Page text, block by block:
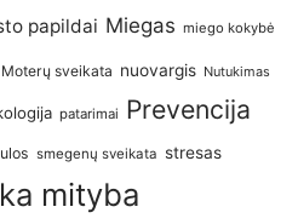
papildai Miegas miego kokybė
Moterų sveikata nuovargis Nutukimas
patarimai Prevencija
smegenų sveikata stresas
mityba